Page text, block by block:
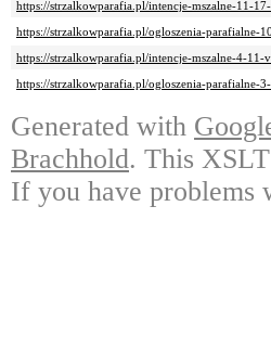
https://strzalkowparafia.pl/intencje-mszalne-11-
https://strzalkowparafia.pl/ogloszenia-parafialne-
https://strzalkowparafia.pl/intencje-mszalne-4-11-
https://strzalkowparafia.pl/ogloszenia-parafialne-
Generated with
Brachhold. This
If you have problems